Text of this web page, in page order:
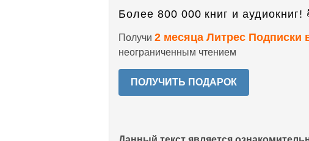
Более 800 000 книг и аудиокниг!
Получи 2 месяца Литрес Подписки
неограниченным чтением
ПОЛУЧИТЬ ПОДАРОК